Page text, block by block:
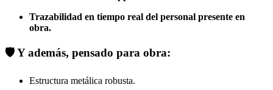
Trazabilidad en tiempo real del personal presente en
obra.
🛡️ Y además, pensado para obra:
Estructura metálica robusta.